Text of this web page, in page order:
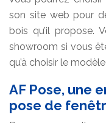
son site web pour
bois qu’il propose.
showroom si vous
qu’à choisir le
AF Pose, une
pose de